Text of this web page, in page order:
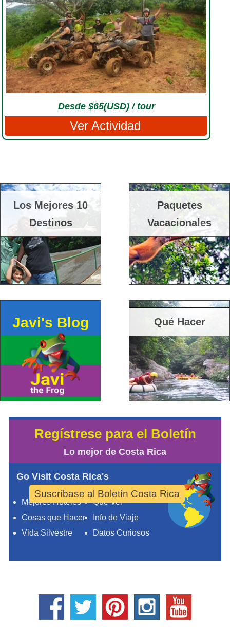
Desde $65(USD) / tour
Ver Actividad
Los Mejores 10
Destinos
Paquetes
Vacacionales
Javi's Blog Qué Hacer
Regístrese para el Boletín
Lo mejor de Costa Rica
Go Visit Costa Rica's
Mejores Hoteles
Qué Ver
Cosas que Hacer
Info de Viaje
Vida Silvestre
Datos Curiosos
Suscríbase al Boletín Costa Rica